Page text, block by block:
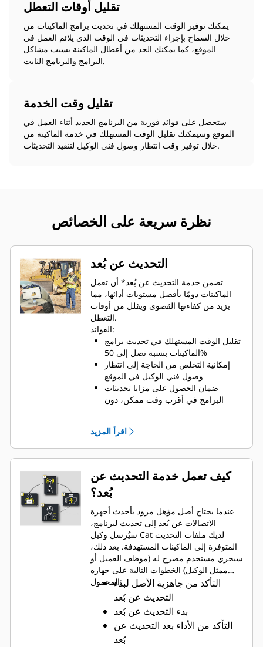
تقليل أوقات التعطل
يمكنك توفير الوقت المستهلك في تحديث برامج الماكينات من
خلال السماح بإجراء التحديثات في الوقت الذي يلائم العمل في
الموقع، كما يمكنك الحد من أعطال الماكينة بسبب مشاكل
البرامج والبرنامج الثابت.
تقليل وقت الخدمة
ستحصل على فوائد فورية من البرنامج الجديد أثناء العمل في
الموقع وسيمكنك تقليل الوقت المستهلك في خدمة الماكينة من
خلال توفير وقت انتظار وصول فني الوكيل لتنفيذ التحديثات.
نظرة سريعة على الخصائص
التحديث عن بُعد
تضمن خدمة التحديث عن بُعد* أن تعمل
الماكينات دومًا بأفضل مستويات أدائها، مما
يزيد من كفاءتها القصوى ويقلل من أوقات
التعطل.
الفوائد:
تقليل الوقت المستهلك في تحديث برامج
الماكينات بنسبة تصل إلى 50%
إمكانية التخلص من الحاجة إلى انتظار
وصول فني الوكيل في الموقع
ضمان الحصول على مزايا تحديثات
البرامج في أقرب وقت ممكن، دون
يمكن تثبيت التحديثات في الوقت
المناسب للعمليات
تحسين الكفاءة في موقع العمل، مما
يوفر الوقت والمال
اقرأ المزيد
كيف تعمل خدمة التحديث عن
بُعد؟
عندما يحتاج أصل مؤهل مزود بأحدث أجهزة
الاتصالات عن بُعد إلى تحديث لبرنامج،
سيُرسل وكيل Cat لديك ملفات التحديث
المتوفرة إلى الماكينات المستهدفة. بعد ذلك،
سيجري مستخدم مصرح له (موظف العميل أو
ممثل الوكيل) الخطوات التالية على جهازه
المحمول:
التأكد من جاهزية الأصل لبدء
التحديث عن بُعد
بدء التحديث عن بُعد
التأكد من الأداء بعد التحديث عن
بُعد